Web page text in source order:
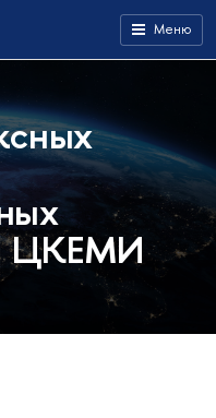
Меню
| ЦКЕМИ